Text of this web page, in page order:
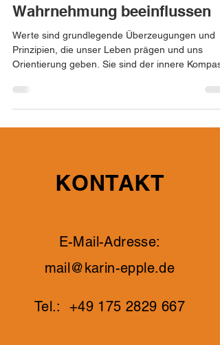
Wahrnehmung beeinflussen
Werte sind grundlegende Überzeugungen und
Prinzipien, die unser Leben prägen und uns
Orientierung geben. Sie sind der innere
KONTAKT
E-Mail-Adresse:
mail@karin-epple.de
Tel.: +49 175 2829 667